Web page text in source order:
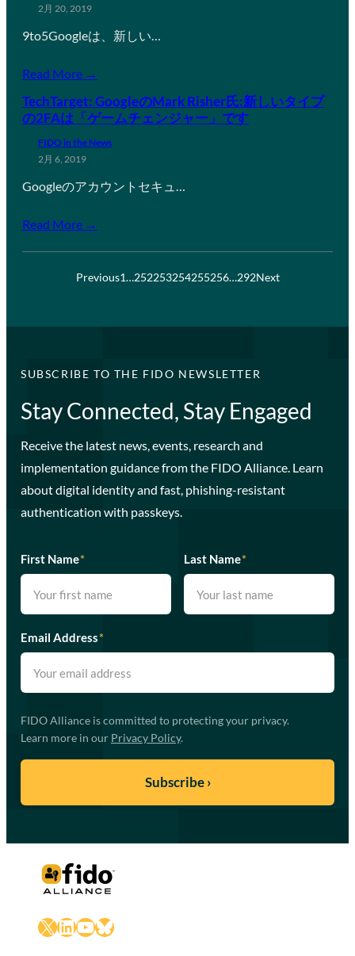
2月 20, 2019
9to5Googleは、新しい…
Read More →
TechTarget: GoogleのMark Risher氏:新しいタイプ
の2FAは「ゲームチェンジャー」です
FIDO in the News
2月 6, 2019
Googleのアカウントセキュ…
Read More →
Previous1…252253254255256…292Next
SUBSCRIBE TO THE FIDO NEWSLETTER
Stay Connected, Stay Engaged
Receive the latest news, events, research and
implementation guidance from the FIDO Alliance. Learn
about digital identity and fast, phishing-resistant
authentication with passkeys.
First Name* Last Name*
Email Address*
FIDO Alliance is committed to protecting your privacy.
Learn more in our Privacy Policy.
X LinkedIn
YouTube
Bluesky